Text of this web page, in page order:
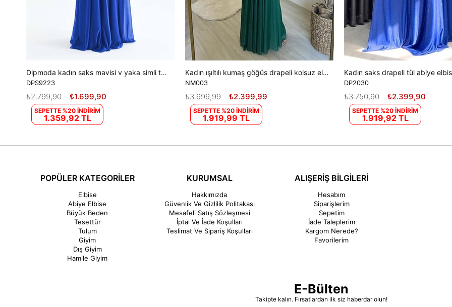
Dipmoda kadın saks mavisi v yaka simli tül abiye elbise DPS9223
DPS9223
₺1.699,90
₺2.799,90
SEPETTE %20 İNDİRİM
1.359,92 TL
Kadın ışıltılı kumaş göğüs drapeli kolsuz elbise DPNM003
NM003
₺2.399,99
₺3.999,99
SEPETTE %20 İNDİRİM
1.919,99 TL
Kadın saks drapeli tül abiye
DP2030
₺2.399,90
₺3.750,90
SEPETTE %20 İNDİRİM
1.919,92 TL
POPÜLER KATEGORİLER
Elbise
Abiye Elbise
Büyük Beden
Tesettür
Tulum
Giyim
Dış Giyim
Hamile Giyim
KURUMSAL
Hakkımızda
Güvenlik Ve Gizlilik Politakası
Mesafeli Satış Sözleşmesi
İptal Ve İade Koşulları
Teslimat Ve Sipariş Koşulları
ALIŞERİŞ BİLGİLERİ
Hesabım
Siparişlerim
Sepetim
İade Taleplerim
Kargom Nerede?
Favorilerim
E-Bülten
Takipte kalın. Fırsatlardan ilk siz haberdar olun!